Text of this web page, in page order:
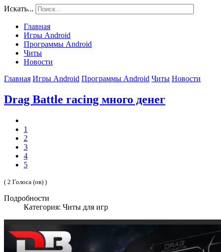
Искать...
Главная
Игры Android
Программы Android
Читы
Новости
Главная Игры Android Программы Android Читы Новости
Drag Battle racing много денег
1
2
3
4
5
( 2 Голоса (ов) )
Подробности
Категория: Читы для игр